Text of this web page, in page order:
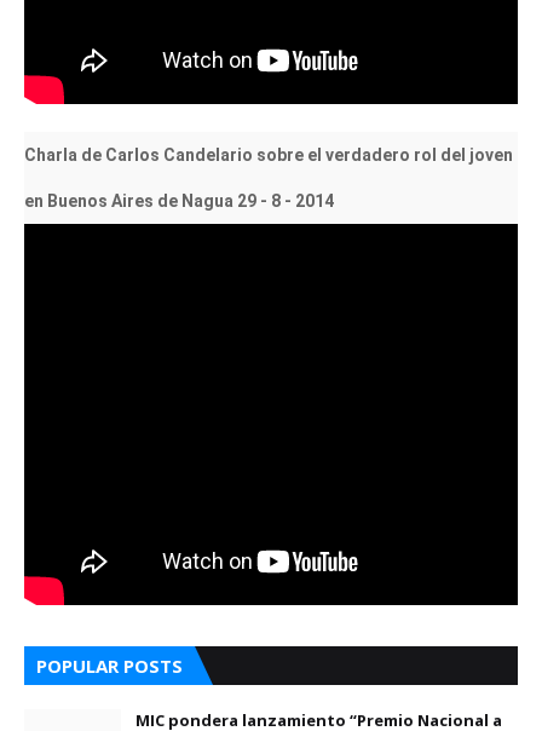
Charla de Carlos Candelario sobre el verdadero rol del joven
en Buenos Aires de Nagua 29 - 8 - 2014
POPULAR POSTS
MIC pondera lanzamiento “Premio Nacional a